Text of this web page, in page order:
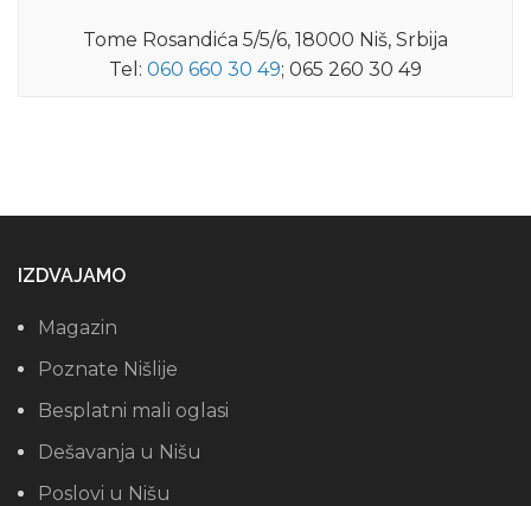
Tome Rosandića 5/5/6, 18000 Niš, Srbija
Tel: 060 660 30 49; 065 260 30 49
IZDVAJAMO
Magazin
Poznate Nišlije
Besplatni mali oglasi
Dešavanja u Nišu
Poslovi u Nišu